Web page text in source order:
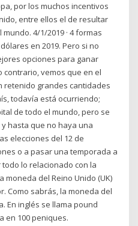
por los muchos incentivos
entre ellos el de resultar
4/1/2019 · 4 formas
en 2019. Pero si no
opciones para ganar
contrario, vemos que en el
retenido grandes cantidades
todavía está ocurriendo;
de todo el mundo, pero se
hasta que no haya una
elecciones del 12 de
o a pasar una temporada a
lo relacionado con la
moneda del Reino Unido (UK)
Como sabrás, la moneda del
En inglés se llama pound
en 100 peniques.